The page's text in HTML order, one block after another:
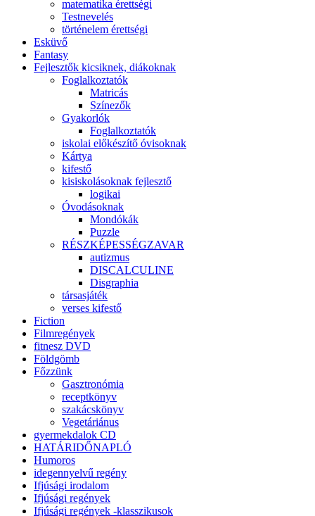
matematika érettségi
Testnevelés
történelem érettségi
Esküvő
Fantasy
Fejlesztők kicsiknek, diákoknak
Foglalkoztatók
Matricás
Színezők
Gyakorlók
Foglalkoztatók
iskolai előkészítő óvisoknak
Kártya
kifestő
kisiskolásoknak fejlesztő
logikai
Óvodásoknak
Mondókák
Puzzle
RÉSZKÉPESSÉGZAVAR
autizmus
DISCALCULINE
Disgraphia
társasjáték
verses kifestő
Fiction
Filmregények
fitnesz DVD
Földgömb
Főzzünk
Gasztronómia
receptkönyv
szakácskönyv
Vegetáriánus
gyermekdalok CD
HATÁRIDŐNAPLÓ
Humoros
idegennyelvű regény
Ifjúsági irodalom
Ifjúsági regények
Ifjúsági regények -klasszikusok